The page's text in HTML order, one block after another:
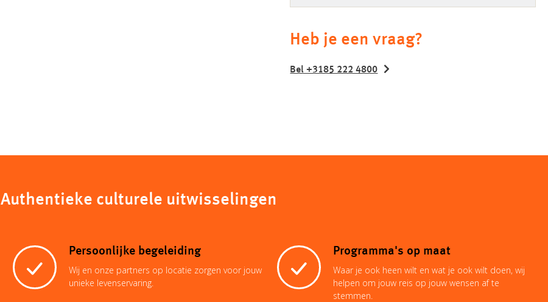
Heb je een vraag?
Bel +3185 222 4800
Authentieke culturele uitwisselingen
Persoonlijke begeleiding
Wij en onze partners op locatie zorgen voor jouw
unieke levenservaring.
Programma's op maat
Waar je ook heen wilt en wat je ook wilt doen, wij
helpen om jouw reis op jouw wensen af te
stemmen.